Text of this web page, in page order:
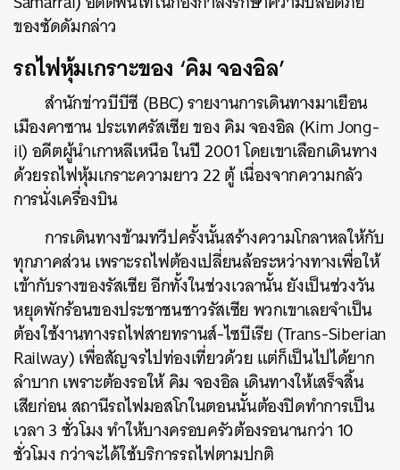
ของซัดดัมกล่าว
รถไฟหุ้มเกราะของ ‘คิม จองอิล’
สำนักข่าวบีบีซี (BBC) รายงานการเดินทางมาเยือน
เมืองคาซาน ประเทศรัสเซีย ของ คิม จองอิล (Kim Jong-
il) อดีตผู้นำเกาหลีเหนือ ในปี 2001 โดยเขาเลือกเดินทาง
ด้วยรถไฟหุ้มเกราะความยาว 22 ตู้ เนื่องจากความกลัว
การนั่งเครื่องบิน
การเดินทางข้ามทวีปครั้งนั้นสร้างความโกลาหลให้กับ
ทุกภาคส่วน เพราะรถไฟต้องเปลี่ยนล้อระหว่างทางเพื่อให้
เข้ากับรางของรัสเซีย อีกทั้งในช่วงเวลานั้น ยังเป็นช่วงวัน
หยุดพักร้อนของประชาชนชาวรัสเซีย พวกเขาเลยจำเป็น
ต้องใช้งานทางรถไฟสายทรานส์-ไซบีเรีย (Trans-Siberian
Railway) เพื่อสัญจรไปท่องเที่ยวด้วย แต่ก็เป็นไปได้ยาก
ลำบาก เพราะต้องรอให้ คิม จองอิล เดินทางให้เสร็จสิ้น
เสียก่อน สถานีรถไฟมอสโกในตอนนั้นต้องปิดทำการเป็น
เวลา 3 ชั่วโมง ทำให้บางครอบครัวต้องรอนานกว่า 10
ชั่วโมง กว่าจะได้ใช้บริการรถไฟตามปกติ
SHARE TWEET LINE EMAIL